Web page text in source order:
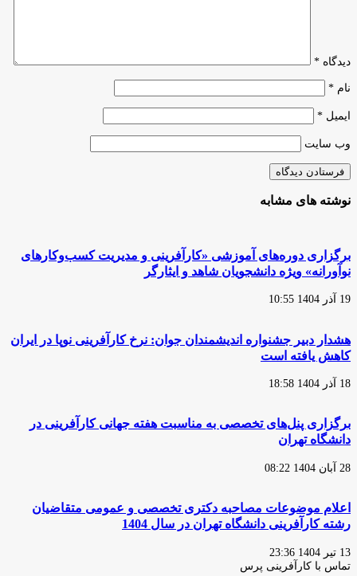
دیدگاه *
نام *
ایمیل *
وب‌ سایت
نوشته های مشابه
برگزاری دوره‌های آموزشی «کارآفرینی و مدیریت کسب‌وکار‌های
نوآورانه» ویژه دانشجویان شاهد و ایثارگر
19 آذر 1404 10:55
هشدار دبیر جشنواره اندیشمندان جوان: نرخ کارآفرینی نوپا در ایران
کاهش یافته است
18 آذر 1404 18:58
برگزاری پنل‌های تخصصی به مناسبت هفته جهانی کارآفرینی در
دانشگاه تهران
28 آبان 1404 08:22
اعلام موضوعات مصاحبه دکتری تخصصی و عمومی متقاضیان
رشته کارآفرینی دانشگاه تهران در سال 1404
13 تیر 1404 23:36
تماس با کارآفرینی پرس